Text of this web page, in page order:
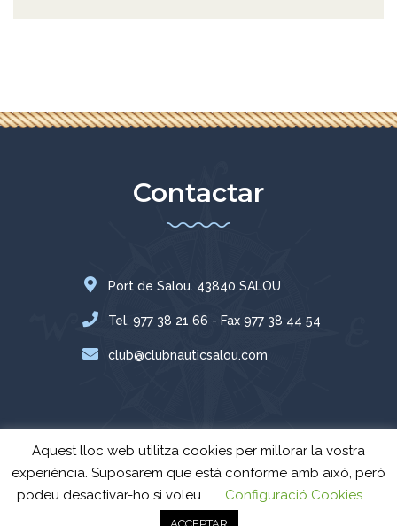
Contactar
Port de Salou. 43840 SALOU
Tel. 977 38 21 66 - Fax 977 38 44 54
club@clubnauticsalou.com
© Tots els drets reservats - 2024 -
Aquest lloc web utilitza cookies per millorar la vostra
experiència. Suposarem que està conforme amb això, però
podeu desactivar-ho si voleu.
Configuració Cookies